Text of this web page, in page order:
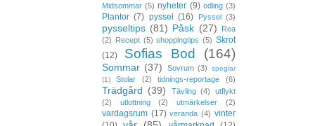
Midsommar (5) nyheter (9) odling (3)
Plantor (7) pyssel (16) Pyssel (3)
pysseltips (81) Påsk (27)
Rea
(2) Recept (5) shoppingtips (5) Skrot
(12)
Sofias Bod (164)
Sommar (37) Sovrum (3)
speglar
(1)
Stolar (2) tidnings-reportage (6)
Trädgård (39) Tävling (4)
utflykt
(2)
utlottning (2) utmärkelser (2)
vardagsrum (17) veranda (4) vinter